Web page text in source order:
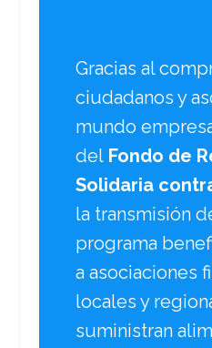
Gracias al
ciudadanos y
mundo
del Fondo de
Solidaria
la transmisión
programa
a asociaciones
locales y
suministran